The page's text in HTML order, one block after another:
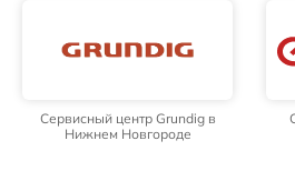
Сервисный центр Grundig в
Нижнем Новгороде